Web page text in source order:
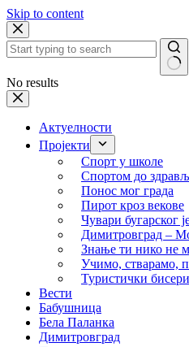
Skip to content
No results
Актуелности
Пројекти
Спорт у школе
Спортом до
Понос мог града
Пирот кроз векове
Чувари бугарског
Димитровград –
Знање ти нико не
Учимо, стварамо,
Туристички
Вести
Бабушница
Бела Паланка
Димитровград